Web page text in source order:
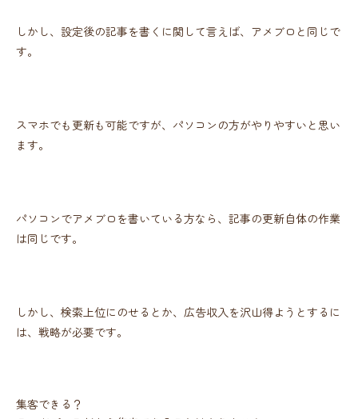
しかし、設定後の記事を書くに関して言えば、アメブロと同じで
す。
スマホでも更新も可能ですが、パソコンの方がやりやすいと思い
ます。
パソコンでアメブロを書いている方なら、記事の更新自体の作業
は同じです。
しかし、検索上位にのせるとか、広告収入を沢山得ようとするに
は、戦略が必要です。
集客できる？